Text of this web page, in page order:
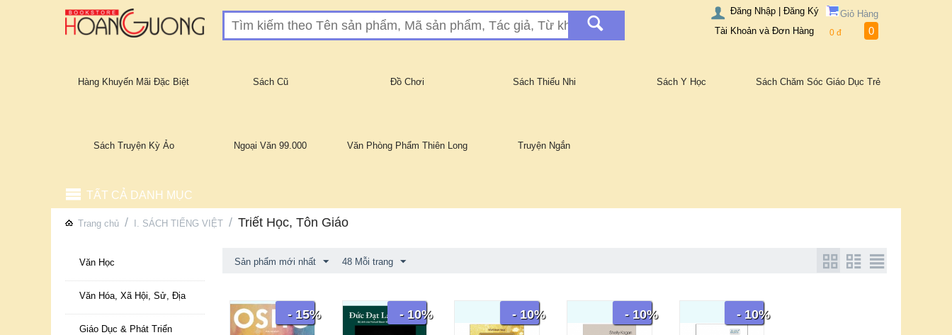
Giỏ Hàng
0đ 0
Đăng Nhập | Đăng Ký
Tài Khoản và Đơn Hàng
Hàng Khuyến Mãi Đặc Biệt Sách Cũ Đồ Chơi Sách Thiếu Nhi Sách Y Học Sách Chăm Sóc Giáo Dục Trẻ
Sách Truyện Kỳ Ảo Ngoại Văn 99.000 Văn Phòng Phẩm Thiên Long Truyện Ngắn
TẤT CẢ DANH MỤC
Trang chủ / I. SÁCH TIẾNG VIỆT / Triết Học, Tôn Giáo
Văn Học
Văn Hóa, Xã Hội, Sử, Địa
Giáo Dục & Phát Triển
Sản phẩm mới nhất 48 Mỗi trang
- 15% - 10% - 10% - 10% - 10%